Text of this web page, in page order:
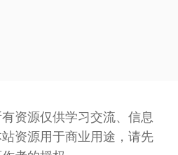
资源仅供学习交流、信息
资源用于商业用途，请先